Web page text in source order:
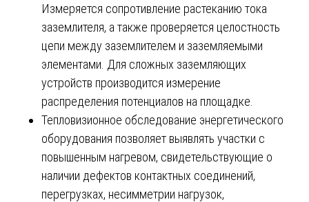
Измеряется сопротивление растеканию тока
заземлителя, а также проверяется целостность
цепи между заземлителем и заземляемыми
элементами. Для сложных заземляющих
устройств производится измерение
распределения потенциалов на площадке.
Тепловизионное обследование энергетического
оборудования позволяет выявлять участки с
повышенным нагревом, свидетельствующие о
наличии дефектов контактных соединений,
перегрузках, несимметрии нагрузок,